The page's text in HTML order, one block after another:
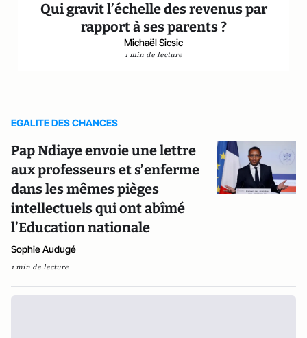
Qui gravit l’échelle des revenus par
rapport à ses parents ?
Michaël Sicsic
1 min de lecture
EGALITE DES CHANCES
Pap Ndiaye envoie une lettre
aux professeurs et s’enferme
dans les mêmes pièges
intellectuels qui ont abîmé
l’Education nationale
Sophie Audugé
1 min de lecture